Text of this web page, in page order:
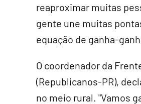
reaproximar muitas
gente une muitas
equação de ganha-
O coordenador da
(Republicanos-PR),
no meio rural. "Vamos